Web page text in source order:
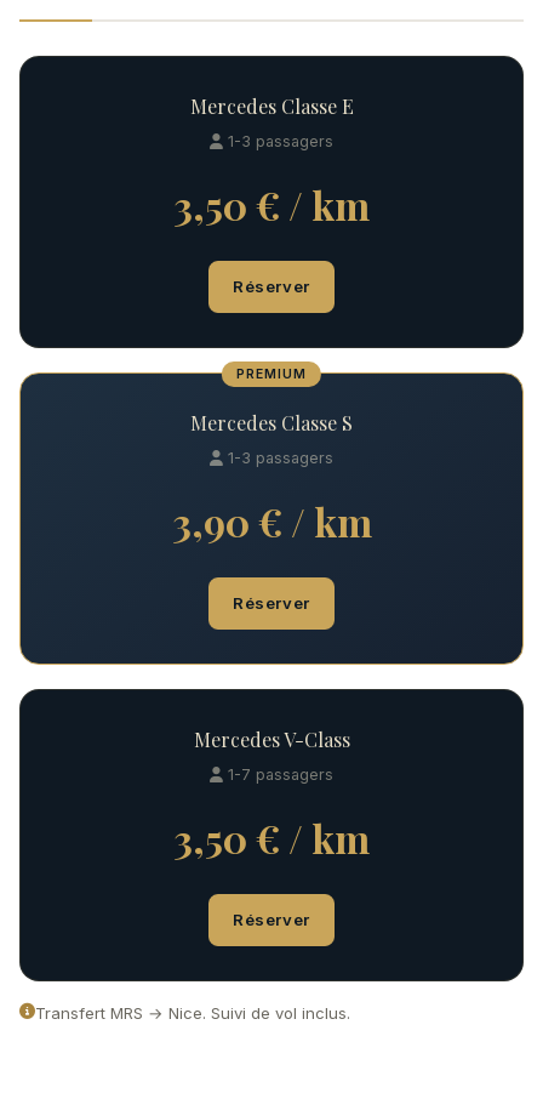
Mercedes Classe E
1-3 passagers
3,50 € / km
Réserver
PREMIUM
Mercedes Classe S
1-3 passagers
3,90 € / km
Réserver
Mercedes V-Class
1-7 passagers
3,50 € / km
Réserver
Transfert MRS → Nice. Suivi de vol inclus.